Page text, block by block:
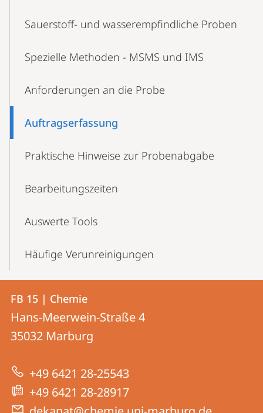
Sauerstoff- und wasserempfindliche Proben
Spezielle Methoden - MSMS und IMS
Anforderungen an die Probe
Auftragserfassung
Praktische Hinweise zur Probenabgabe
Bearbeitungszeiten
Auswerte Tools
Häufige Verunreinigungen
Kontakt
und
Informationen
zur
Website
Kontaktinformationen
FB
15
|
Chemie
FB 15 | Chemie
Hans-Meerwein-Straße 4
35032 Marburg
+49 6421 28-25543
+49 6421 28-28917